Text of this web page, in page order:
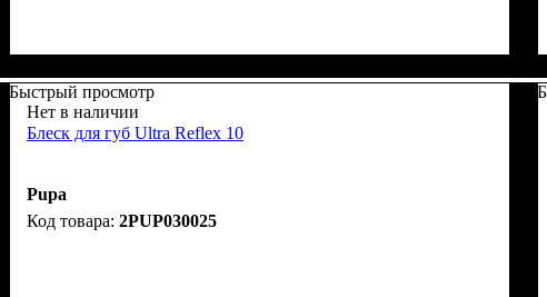
Быстрый просмотр
Нет в наличии
Блеск для губ Ultra Reflex 10
Pupa
2PUP030025